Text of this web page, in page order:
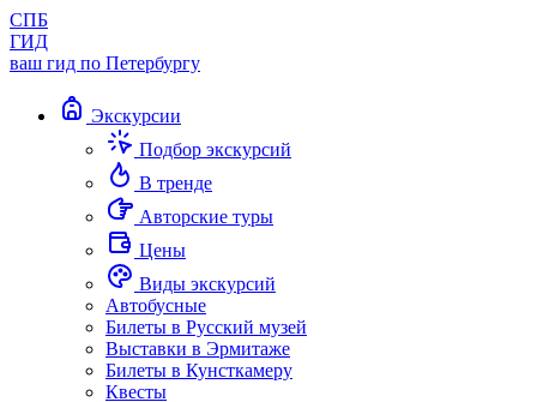
СПБ
ГИД
ваш гид по Петербургу
Экскурсии
Подбор экскурсий
В тренде
Авторские туры
Цены
Виды экскурсий
Автобусные
Билеты в Русский музей
Выставки в Эрмитаже
Билеты в Кунсткамеру
Квесты